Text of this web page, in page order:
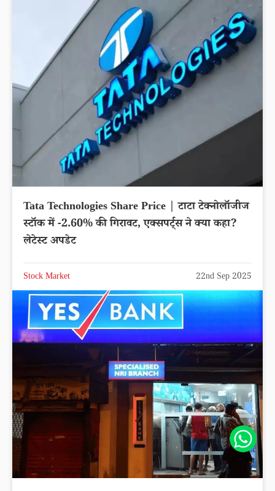
Tata Technologies Share Price | टाटा टेक्नोलॉजीज
स्टॉक में -2.60% की गिरावट, एक्सपर्ट्स ने क्या कहा?
लेटेस्ट अपडेट
Stock Market 22nd Sep 2025
Share